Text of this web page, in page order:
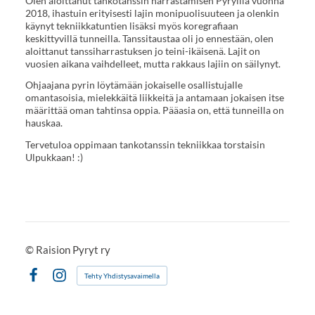
2018, ihastuin erityisesti lajin monipuolisuuteen ja olenkin
käynyt tekniikkatuntien lisäksi myös koregrafiaan
keskittyvillä tunneilla. Tanssitaustaa oli jo ennestään, olen
aloittanut tanssiharrastuksen jo teini-ikäisenä. Lajit on
vuosien aikana vaihdelleet, mutta rakkaus lajiin on säilynyt.
Ohjaajana pyrin löytämään jokaiselle osallistujalle
omantasoisia, mielekkäitä liikkeitä ja antamaan jokaisen itse
määrittää oman tahtinsa oppia. Pääasia on, että tunneilla on
hauskaa.
Tervetuloa oppimaan tankotanssin tekniikkaa torstaisin
Ulpukkaan! :)
© Raision Pyryt ry
Instagram
Tehty Yhdistysavaimella